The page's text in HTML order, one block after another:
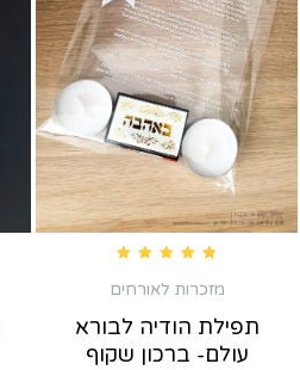
מזכרות לאורחים
תפילת הודיה לבורא
עולם- ברכון שקוף